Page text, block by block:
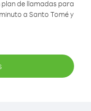
de llamadas para
a Santo Tomé y